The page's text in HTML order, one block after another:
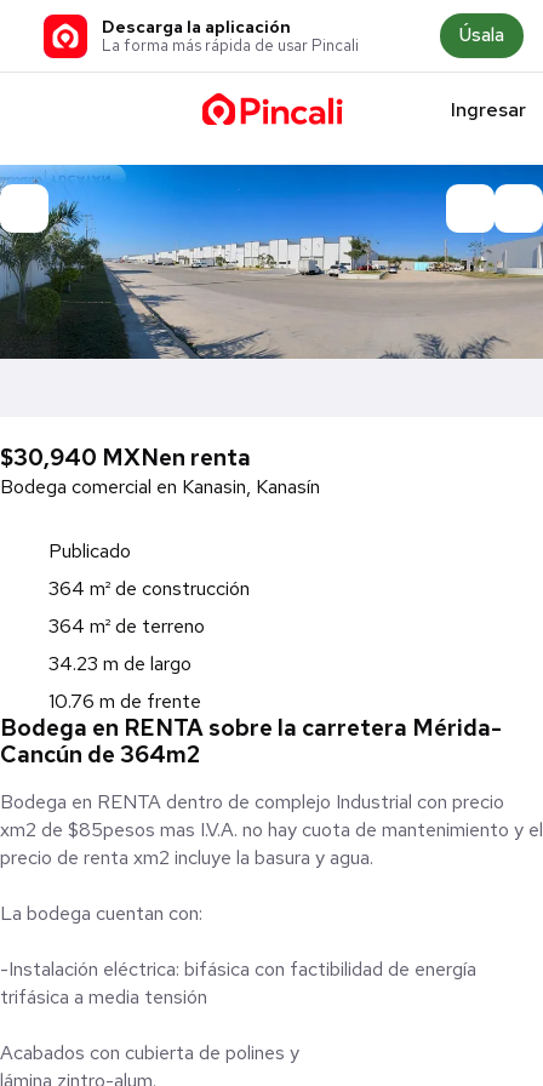
Descarga la aplicación
La forma más rápida de usar Pincali Úsala
Ingresar
$30,940 MXNen renta
Bodega comercial en Kanasin, Kanasín
Publicado
364 m² de construcción
364 m² de terreno
34.23 m de largo
10.76 m de frente
Bodega en RENTA sobre la carretera Mérida-
Cancún de 364m2
Bodega en RENTA dentro de complejo Industrial con precio
xm2 de $85pesos mas I.V.A. no hay cuota de mantenimiento y el
precio de renta xm2 incluye la basura y agua.
La bodega cuentan con:
-Instalación eléctrica: bifásica con factibilidad de energía
trifásica a media tensión
Acabados con cubierta de polines y
lámina zintro-alum.